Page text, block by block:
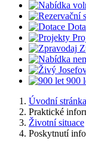
900
Úvodní stránka
Praktické
Životní situace
Poskytnutí